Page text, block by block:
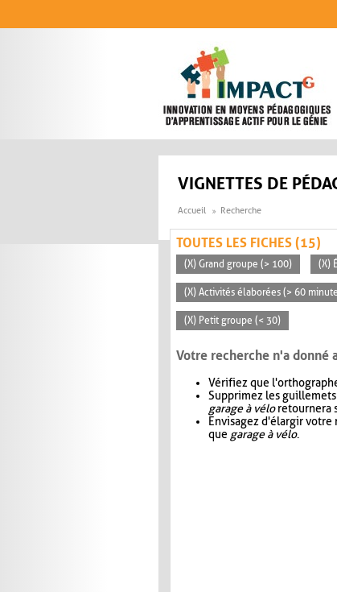
VIGNETTES DE
Accueil Recherche
TOUTES LES FICHES (15)
(X) Grand groupe (> 100) (X)
(X) Activités élaborées (> 60
(X) Petit groupe (< 30)
Votre recherche n'a donné
Vérifiez que
Supprimez les
garage à véloretournera
Envisagez d'élargir votre
que garage à vélo.